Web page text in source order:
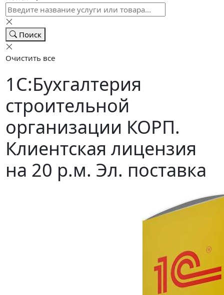
Поиск
Очистить все
1С:Бухгалтерия
строительной
организации КОРП.
Клиентская лицензия
на 20 р.м. Эл. поставка